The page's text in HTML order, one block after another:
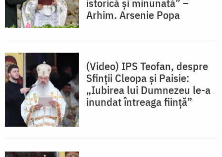
istorică și minunată” –
Arhim. Arsenie Popa
(Video) IPS Teofan, despre
Sfinții Cleopa și Paisie:
„Iubirea lui Dumnezeu le-a
inundat întreaga fiinţă”